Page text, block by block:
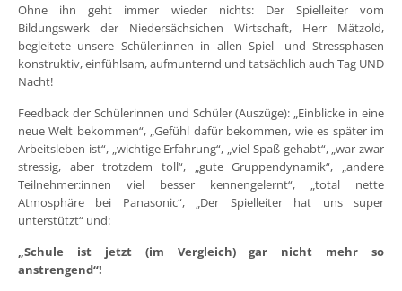
Ohne ihn geht immer wieder nichts: Der Spielleiter vom
Bildungswerk der Niedersächsichen Wirtschaft, Herr Mätzold,
begleitete unsere Schüler:innen in allen Spiel- und Stressphasen
konstruktiv, einfühlsam, aufmunternd und tatsächlich auch Tag UND
Nacht!
Feedback der Schülerinnen und Schüler (Auszüge): „Einblicke in eine
neue Welt bekommen“, „Gefühl dafür bekommen, wie es später im
Arbeitsleben ist“, „wichtige Erfahrung“, „viel Spaß gehabt“, „war zwar
stressig, aber trotzdem toll“, „gute Gruppendynamik“, „andere
Teilnehmer:innen viel besser kennengelernt“, „total nette
Atmosphäre bei Panasonic“, „Der Spielleiter hat uns super
unterstützt“ und:
„Schule ist jetzt (im Vergleich) gar nicht mehr so
anstrengend“!